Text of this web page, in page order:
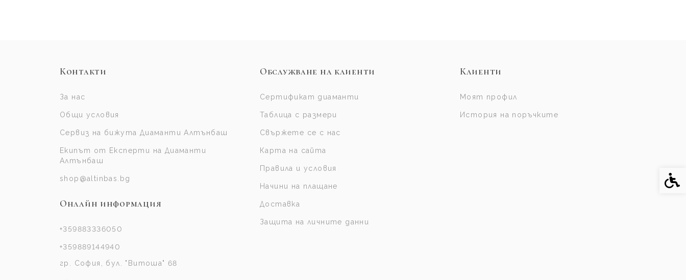
Контакти
За нас
Общи условия
Сервиз на бижута Диаманти Алтънбаш
Екипът от Експерти на Диаманти
Алтънбаш
shop@altinbas.bg
Онлайн информация
+359883336050
+359889144940
гр. София, бул. "Витоша" 68
Обслужване на клиенти
Сертификат диаманти
Таблица с размери
Свържете се с нас
Карта на сайта
Правила и условия
Начини на плащане
Доставка
Защита на личните данни
Клиенти
Моят профил
История на поръчките